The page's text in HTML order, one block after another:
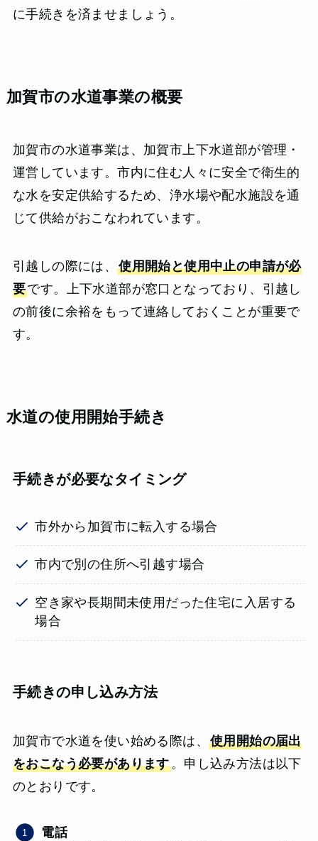
に手続きを済ませましょう。
加賀市の水道事業の概要
加賀市の水道事業は、加賀市上下水道部が管理・
運営しています。市内に住む人々に安全で衛生的
な水を安定供給するため、浄水場や配水施設を通
じて供給がおこなわれています。
引越しの際には、使用開始と使用中止の申請が必
要です。上下水道部が窓口となっており、引越し
の前後に余裕をもって連絡しておくことが重要で
す。
水道の使用開始手続き
手続きが必要なタイミング
市外から加賀市に転入する場合
市内で別の住所へ引越す場合
空き家や長期間未使用だった住宅に入居する
場合
手続きの申し込み方法
加賀市で水道を使い始める際は、 使用開始の届出
をおこなう必要があります。申し込み方法は以下
のとおりです。
電話